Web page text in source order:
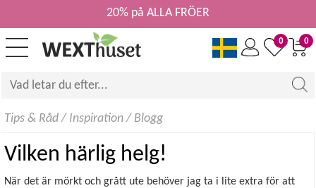
0
0
20% på ALLA FRÖER
Tips & Råd/ Inspiration/ Blogg
Vilken härlig helg!
När det är mörkt och grått ute behöver jag ta i lite extra för att